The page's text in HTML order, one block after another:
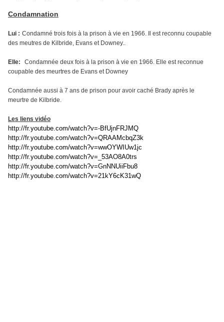
Condamnation
Lui : Condamné trois fois à la prison à vie en 1966. Il est reconnu coupable
des meutres de Kilbride, Evans et Downey..
Elle:
Condamnée deux fois à la prison à vie en 1966. Elle est reconnue
coupable des meurtres de Evans et Downey
Condamnée aussi à 7 ans de prison pour avoir caché Brady après le
meurtre de Kilbride.
Les liens vidéo
http://fr.youtube.com/watch?v=-BfUjnFRJMQ
http://fr.youtube.com/watch?v=QRAAMcbqZ3k
http://fr.youtube.com/watch?v=wwOYWIUw1jc
http://fr.youtube.com/watch?v=_53AO8A0trs
http://fr.youtube.com/watch?v=GnNNUiiFbu8
http://fr.youtube.com/watch?v=21kY6cK31wQ